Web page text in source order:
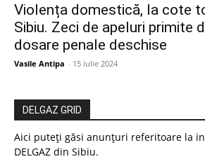
Violența domestică, la cote
Sibiu. Zeci de apeluri primite
dosare penale deschise
Vasile Antipa - 15 iulie 2024
DELGAZ GRID
Aici puteți găsi anunțuri referitoare la
DELGAZ din Sibiu.